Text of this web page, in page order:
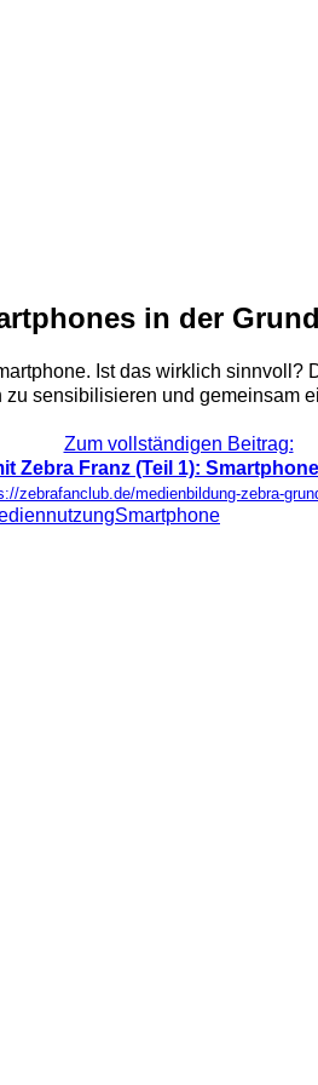
in der
Ist das wirklich
sensibilisieren und gemeinsam
Zum vollständigen Beitrag:
Zebra Franz (Teil 1):
zebrafanclub.de/medienbildung-zebra-
Smartphone